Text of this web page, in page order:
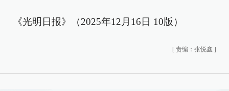
《光明日报》（2025年12月16日 10版）
[ 责编：张悦鑫 ]